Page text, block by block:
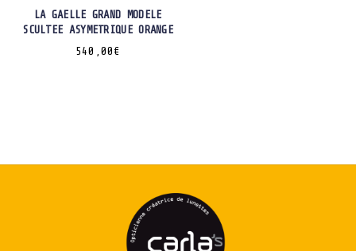
LA GAELLE GRAND MODELE
SCULTEE ASYMETRIQUE ORANGE
540,00 €